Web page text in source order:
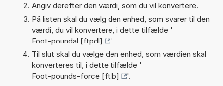
Angiv derefter den værdi, som du vil konvertere.
På listen skal du vælg den enhed, som svarer til den
værdi, du vil konvertere, i dette tilfælde '
Foot-poundal [ftpdl]
'.
Til slut skal du vælge den enhed, som værdien skal
konverteres til, i dette tilfælde '
Foot-pounds-force [ftlb]
'.